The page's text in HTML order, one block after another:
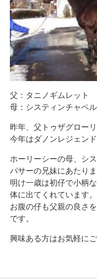
父：タニノギムレット
母：システィンチャペ
昨年、父トゥザグロー
今年はダノンレジェン
ホーリーシーの母、シ
パサーの兄妹にあたりま
明け一歳は初仔で小柄
体に出てくれています。
お腹の仔も父親の良さ
です。
興味ある方はお気軽にご